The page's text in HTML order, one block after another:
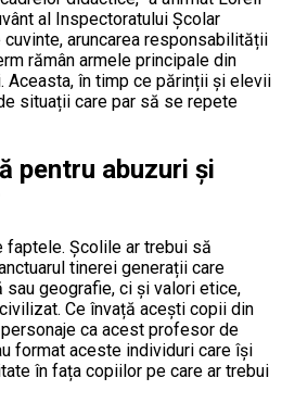
al Inspectoratului Școlar
cuvinte, aruncarea responsabilității
rămân armele principale din
Aceasta, în timp ce părinții și elevii
situații care par să se repete
pentru abuzuri și
faptele. Școlile ar trebui să
tinerei generații care
sau geografie, ci și valori etice,
Ce învață acești copii din
ca acest profesor de
format aceste individuri care își
în fața copiilor pe care ar trebui